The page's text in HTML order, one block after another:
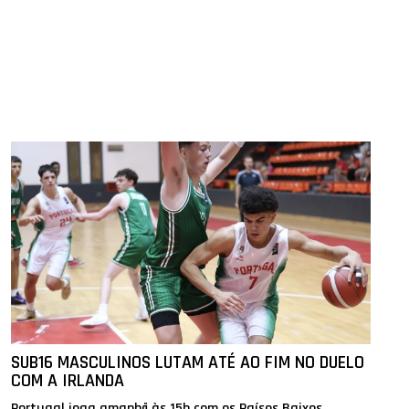
SUB16 MASCULINOS LUTAM ATÉ AO FIM NO DUELO
COM A IRLANDA